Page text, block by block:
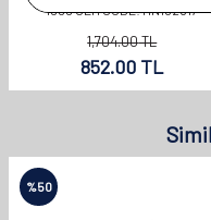
1999 OEM CODE: MN102617
1,704.00TL
852.00 TL
%50